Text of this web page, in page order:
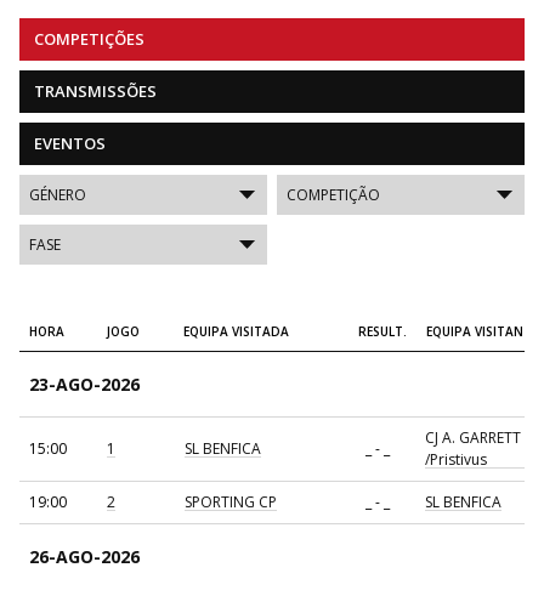
COMPETIÇÕES
TRANSMISSÕES
EVENTOS
HORA JOGO EQUIPA VISITADA RESULT. EQUIPA VISITANTE
23-AGO-2026
15:00 1 SL BENFICA _ - _
CJ A. GARRETT
/Pristivus
19:00 2 SPORTING CP _ - _ SL BENFICA
26-AGO-2026